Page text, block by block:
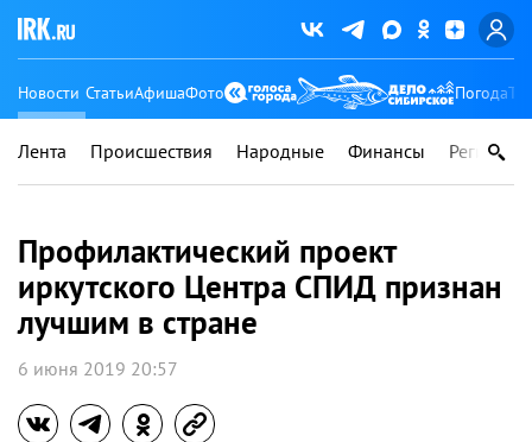
Новости СтатьиАфишаФото Погода
Лента Происшествия Народные Финансы Регионы
Профилактический проект
иркутского Центра СПИД признан
лучшим в стране
6 июня 2019 20:57